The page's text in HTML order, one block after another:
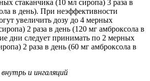
стаканчика (10 мл сиропа) 3 раза в
в день). При неэффективности
увеличить дозу до 4 мерных
2 раза в день (120 мг амброксола в
дни следует принимать по 2 мерных
2 раза в день (60 мг амброксола в
и ингаляций